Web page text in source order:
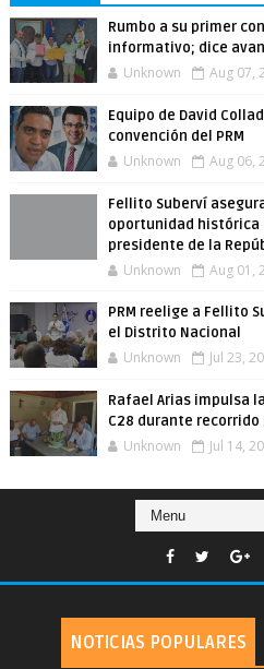
Rumbo a su primer
informativo; dice
Unknown Aug 07,
Equipo de David
convención del PRM
Unknown Aug 06,
Fellito Suberví
oportunidad histórica
presidente de la
Unknown Aug 01,
PRM reelige a Fellito
el Distrito Nacional
Unknown Jul 23,
Rafael Arias impulsa
C28 durante recorrido
Unknown Jul 14,
NOTICIAS POPULARES